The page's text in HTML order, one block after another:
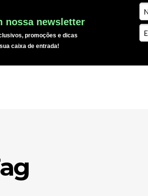
nossa newsletter
promoções e dicas
caixa de entrada!